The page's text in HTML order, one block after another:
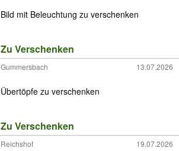
Bild mit Beleuchtung zu verschenken
Zu Verschenken
Gummersbach 13.07.2026
Übertöpfe zu verschenken
Zu Verschenken
Reichshof 19.07.2026